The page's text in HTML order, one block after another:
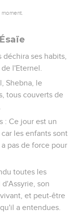
ses habits,
l'Eternel.
Shebna, le
tous couverts de
: Ce jour est un
les enfants sont
pas de force pour
toutes les
d'Assyrie, son
et peut-être
a entendues.